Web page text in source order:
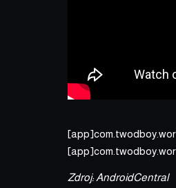
Zdroj:AndroidCentral